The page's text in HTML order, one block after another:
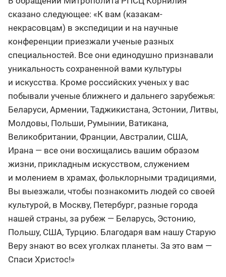
сказано следующее: «К вам (казакам-
некрасовцам) в экспедиции и на научные
конференции приезжали ученые разных
специальностей. Все они единодушно признавали
уникальность сохраненной вами культуры
и искусства. Кроме российских ученых у вас
побывали ученые ближнего и дальнего зарубежья:
Беларуси, Армении, Таджикистана, Эстонии, Литвы,
Молдовы, Польши, Румынии, Ватикана,
Великобритании, Франции, Австралии, США,
Ирана — все они восхищались вашим образом
жизни, прикладным искусством, служением
и молением в храмах, фольклорными традициями,
Вы выезжали, чтобы познакомить людей со своей
культурой, в Москву, Петербург, разные города
нашей страны, за рубеж — Беларусь, Эстонию,
Польшу, США, Турцию. Благодаря вам нашу Старую
Веру знают во всех уголках планеты. За это вам —
Спаси Христос!»